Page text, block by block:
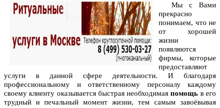
Мы с Вами
прекрасно
понимаем, что не
от хорошей
жизни
появляются
фирмы, которые
предоставляют
услуги в данной сфере деятельности. И благодаря
профессиональному и ответственному персоналу каждому
своему клиенту оказывается быстрая необходимаяпомощь в его
трудный и печальный момент жизни, тем самым завоёвывая